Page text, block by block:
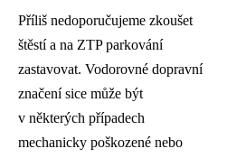
Příliš nedoporučujeme zkoušet
štěstí a na ZTP parkování
zastavovat. Vodorovné dopravní
značení sice může být
v některých případech
mechanicky poškozené nebo